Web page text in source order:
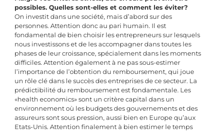
possibles. Quelles sont-elles et comment les éviter?
On investit dans une société, mais d’abord sur des
personnes. Attention donc au pari humain. Il est
fondamental de bien choisir les entrepreneurs sur lesquels
nous investissons et de les accompagner dans toutes les
phases de leur croissance, spécialement dans les moments
difficiles. Attention également à ne pas sous-estimer
l’importance de l’obtention du remboursement, qui joue
un rôle clé dans le succès des entreprises de ce secteur. La
prédictibilité du remboursement est fondamentale. Les
«health economics» sont un critère capital dans un
environnement où les budgets des gouvernements et des
assureurs sont sous pression, aussi bien en Europe qu’aux
Etats-Unis. Attention finalement à bien estimer le temps